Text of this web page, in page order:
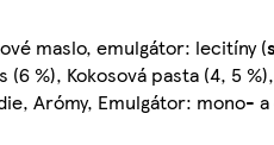
maslo, emulgátor: lecitíny (
(6 %), Kokosová pasta (4, 5
Arómy, Emulgátor: mono-